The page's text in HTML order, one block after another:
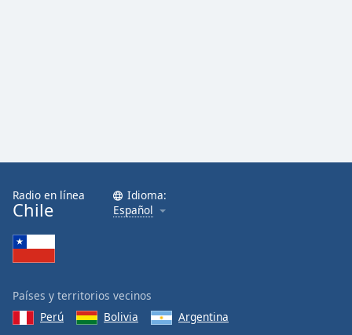
Radio en línea
Chile
Idioma:
Español
Países y territorios vecinos
Perú
Bolivia Argentina